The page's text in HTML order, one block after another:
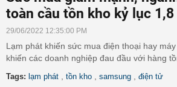
toàn cầu tồn kho kỷ lục 1,8
29/06/2022 12:35:00 PM
Lạm phát khiến sức mua điện thoại hay
khiến các doanh nghiệp đau đầu với hàng
Tags: lạm phát tồn kho samsung điện tử